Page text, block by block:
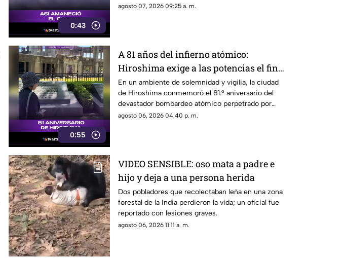
0:43
agosto 07, 2026 09:25 a. m.
0:55
A 81 años del infierno atómico:
Hiroshima exige a las potencias el fin
de la era nuclear
En un ambiente de solemnidad y vigilia, la ciudad
de Hiroshima conmemoró el 81.° aniversario del
devastador bombardeo atómico perpetrado por
Estados Unidos en 1945.
agosto 06, 2026 04:40 p. m.
VIDEO SENSIBLE: oso mata a padre e
hijo y deja a una persona herida
Dos pobladores que recolectaban leña en una zona
forestal de la India perdieron la vida; un oficial fue
reportado con lesiones graves.
agosto 06, 2026 11:11 a. m.